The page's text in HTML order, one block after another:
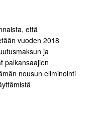
että
vuoden 2018
ja
palkansaajien
nousun eliminointi